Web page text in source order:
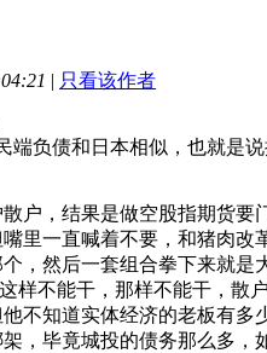
| 只看该作者
端负债和日本相似，也就是
户，结果是做空股指期货
里一直喊着不要，和猪肉
，然后一套组合拳下来就
样不能干，那样不能干，散
不知道实体经济的老板有
，毕竟城投的债务那么多